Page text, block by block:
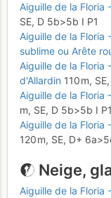
Aiguille de la Floria
SE, D 5b>5b I P1
Aiguille de la Floria
sublime ou Arête
Aiguille de la Floria
d'Allardin 110 m, SE,
Aiguille de la Floria
m, SE, D 5b>5b I P1
Aiguille de la Floria
120 m, SE, D+ 6a
Neige,
Aiguille de la